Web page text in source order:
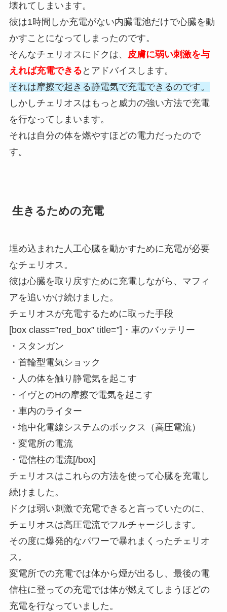
壊れてしまいます。
彼は1時間しか充電がない内臓電池だけで心臓を動
かすことになってしまったのです。
そんなチェリオスにドクは、 皮膚に弱い刺激を与
えれば充電できる とアドバイスします。
それは摩擦で起きる静電気で充電できるのです。
しかしチェリオスはもっと威力の強い方法で充電
を行なってしまいます。
それは自分の体を燃やすほどの電力だったので
す。
生きるための充電
埋め込まれた人工心臓を動かすために充電が必要
なチェリオス。
彼は心臓を取り戻すために充電しながら、マフィ
アを追いかけ続けました。
チェリオスが充電するために取った手段
[box class=”red_box” title=”]・車のバッテリー
・スタンガン
・首輪型電気ショック
・人の体を触り静電気を起こす
・イヴとのHの摩擦で電気を起こす
・車内のライター
・地中化電線システムのボックス（高圧電流）
・変電所の電流
・電信柱の電流[/box]
チェリオスはこれらの方法を使って心臓を充電し
続けました。
ドクは弱い刺激で充電できると言っていたのに、
チェリオスは高圧電流でフルチャージします。
その度に爆発的なパワーで暴れまくったチェリオ
ス。
変電所での充電では体から煙が出るし、最後の電
信柱に登っての充電では体が燃えてしまうほどの
充電を行なっていました。